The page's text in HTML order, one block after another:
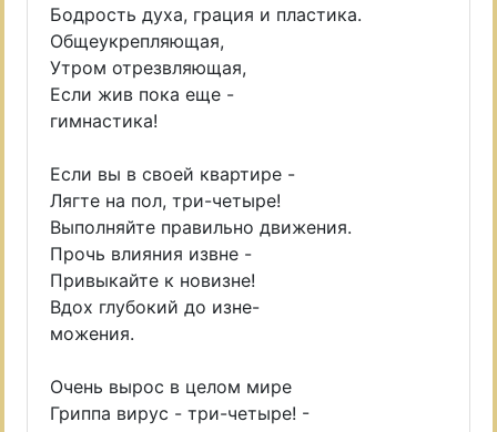
Бодрость духа, грация и пластика.
Общеукрепляющая,
Утром отрезвляющая,
Если жив пока еще -
гимнастика!
Если вы в своей квартире -
Лягте на пол, три-четыре!
Выполняйте правильно движения.
Прочь влияния извне -
Привыкайте к новизне!
Вдох глубокий до изне-
можения.
Очень вырос в целом мире
Гриппа вирус - три-четыре! -